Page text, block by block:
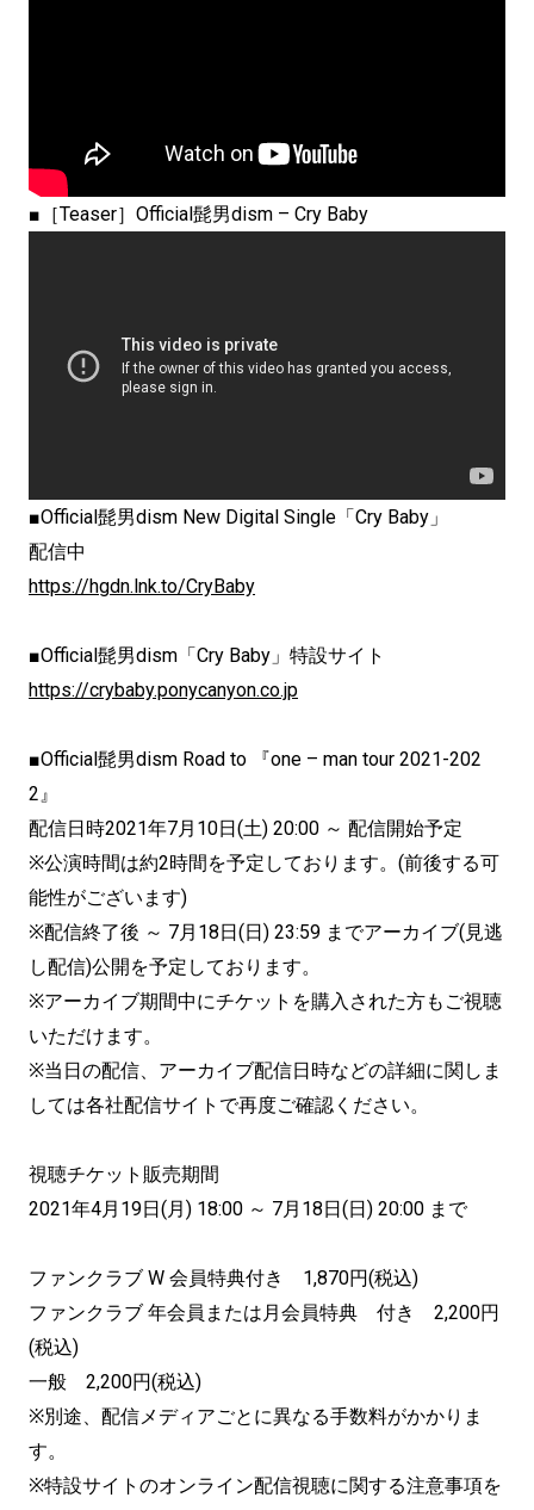
■［Teaser］Official髭男dism – Cry Baby
■Official髭男dism New Digital Single「Cry Baby」
配信中
https://hgdn.lnk.to/CryBaby
■Official髭男dism「Cry Baby」特設サイト
https://crybaby.ponycanyon.co.jp
■Official髭男dism Road to 『one – man tour 2021-202
2』
配信日時2021年7月10日(土) 20:00 ～ 配信開始予定
※公演時間は約2時間を予定しております。(前後する可
能性がございます)
※配信終了後 ～ 7月18日(日) 23:59 までアーカイブ(見逃
し配信)公開を予定しております。
※アーカイブ期間中にチケットを購入された方もご視聴
いただけます。
※当日の配信、アーカイブ配信日時などの詳細に関しま
しては各社配信サイトで再度ご確認ください。
視聴チケット販売期間
2021年4月19日(月) 18:00 ～ 7月18日(日) 20:00 まで
ファンクラブ W 会員特典付き 1,870円(税込)
ファンクラブ 年会員または月会員特典 付き 2,200円
(税込)
一般 2,200円(税込)
※別途、配信メディアごとに異なる手数料がかかりま
す。
※特設サイトのオンライン配信視聴に関する注意事項を